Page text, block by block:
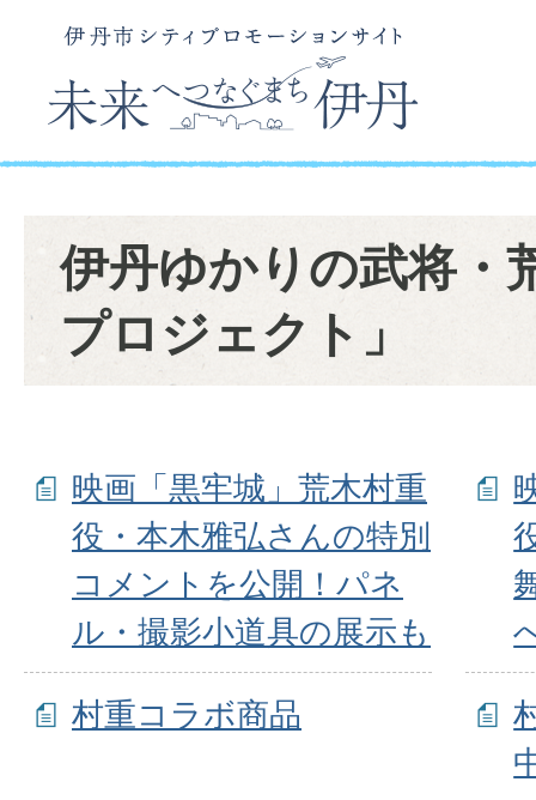
伊丹ゆかりの武将・
プロジェクト」
映画「黒牢城」荒木村重
役・本木雅弘さんの特別
コメントを公開！パネ
ル・撮影小道具の展示も
村重コラボ商品